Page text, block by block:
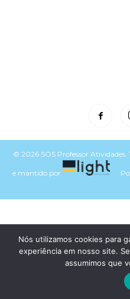
© 2026 SOS Professor Atividades.
e mantido por
Nós utilizamos cookies para
experiência em nosso site.
assumimos que